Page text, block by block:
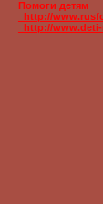
Помоги детям
_http://
_http://